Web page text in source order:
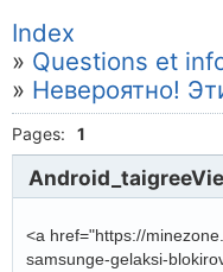
Index
» Questions et
» Невероятно!
Pages: 1
<a href="https://
samsunge-gelaksi-